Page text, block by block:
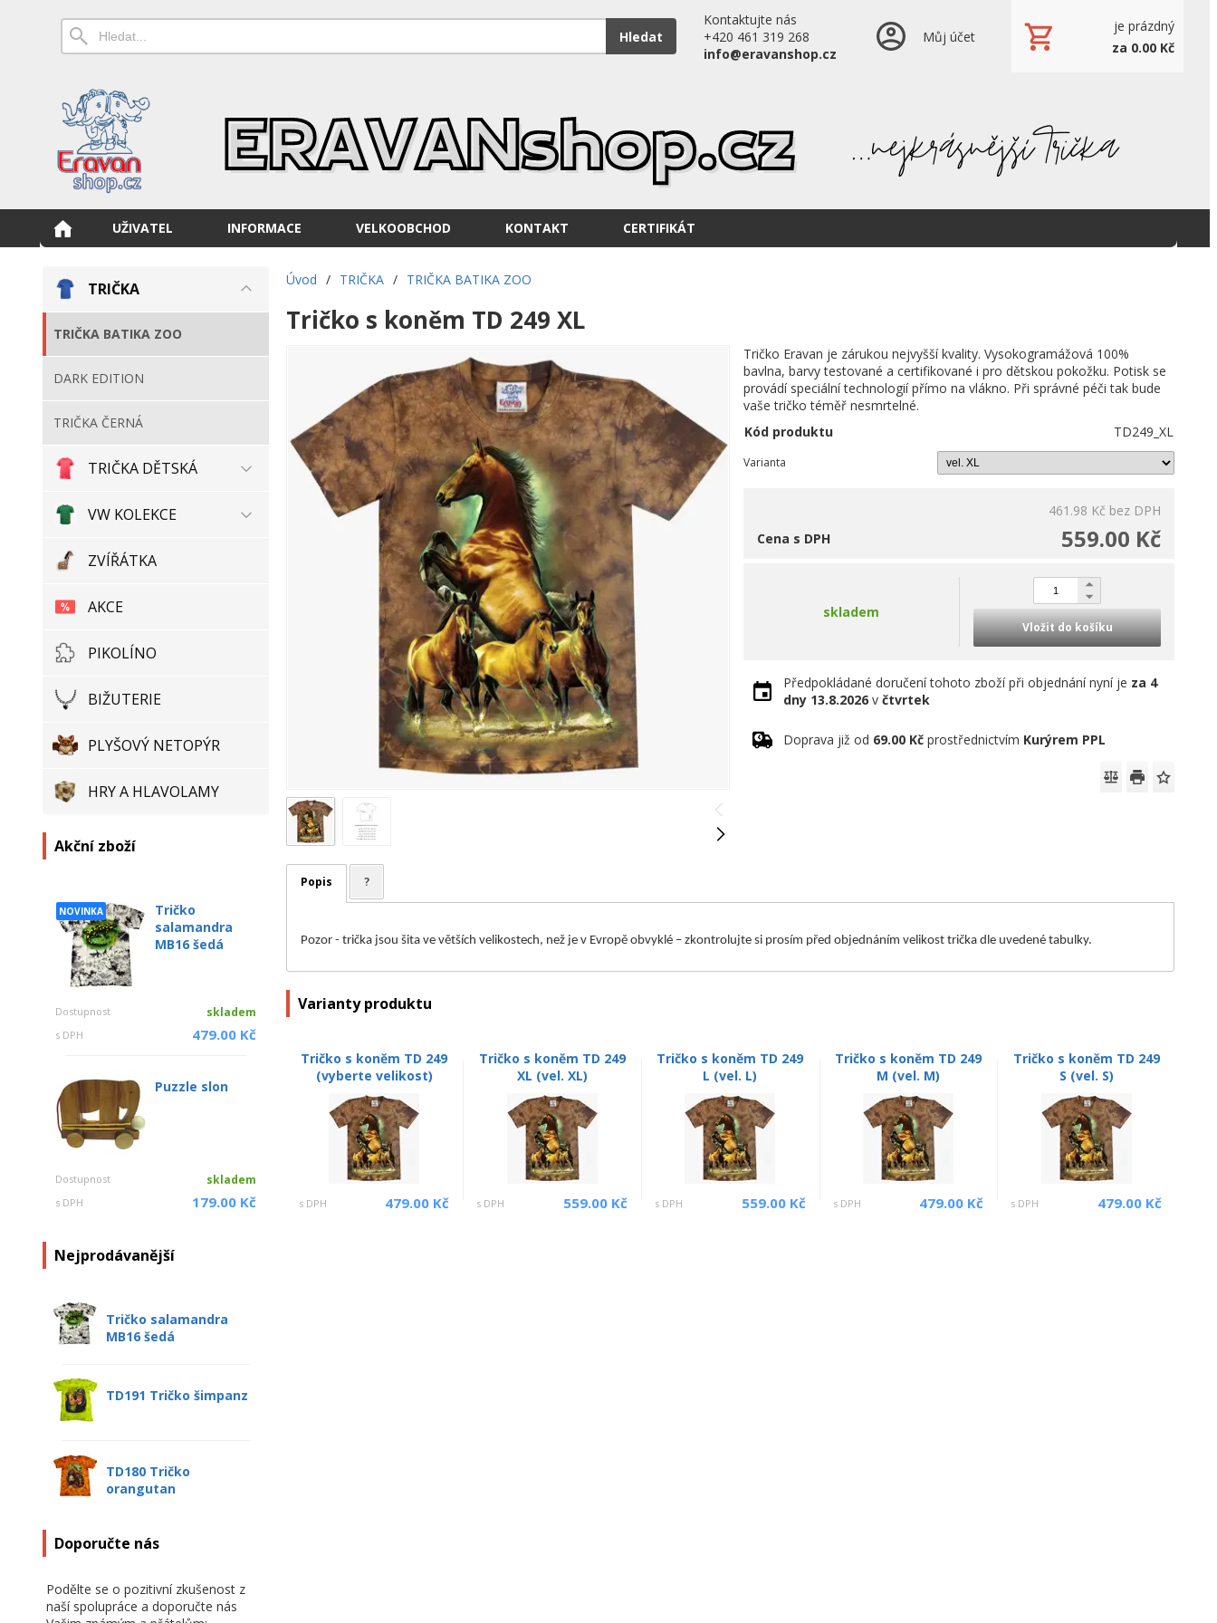
Hledat
Kontaktujte nás
+420 461 319 268
info@eravanshop.cz
Můj účet
je prázdný
za 0.00 Kč
UŽIVATEL INFORMACE VELKOOBCHOD KONTAKT CERTIFIKÁT
TRIČKA
TRIČKA BATIKA ZOO
DARK EDITION
TRIČKA ČERNÁ
TRIČKA DĚTSKÁ
VW KOLEKCE
ZVÍŘÁTKA
AKCE
PIKOLÍNO
BIŽUTERIE
PLYŠOVÝ NETOPÝR
HRY A HLAVOLAMY
Akční zboží
NOVINKA
Tričko
salamandra
MB16 šedá
Dostupnost skladem
s DPH 479.00 Kč
Puzzle slon
Dostupnost skladem
s DPH 179.00 Kč
Nejprodávanější
Tričko salamandra
MB16 šedá
TD191 Tričko šimpanz
TD180 Tričko
orangutan
Doporučte nás
Podělte se o pozitivní zkušenost z
naší spolupráce a doporučte nás
Úvod / TRIČKA / TRIČKA BATIKA ZOO
Tričko s koněm TD 249 XL
Tričko Eravan je zárukou nejvyšší kvality. Vysokogramážová 100%
bavlna, barvy testované a certifikované i pro dětskou pokožku. Potisk se
provádí speciální technologií přímo na vlákno. Při správné péči tak bude
vaše tričko téměř nesmrtelné.
Kód produktu
TD249_XL
Varianta
461.98 Kč bez DPH
559.00 Kč
Cena s DPH
skladem
Vložit do košíku
Předpokládané doručení tohoto zboží při objednání nyní je za 4
dny 13.8.2026 včtvrtek
Doprava již od 69.00 Kč prostřednictvím Kurýrem PPL
Popis ?
Pozor - trička jsou šita ve větších velikostech, než je v Evropě obvyklé – zkontrolujte si prosím před objednáním velikost trička dle uvedené tabulky.
Varianty produktu
Tričko s koněm TD 249
(vyberte velikost)
s DPH 479.00 Kč
Tričko s koněm TD 249
XL (vel. XL)
s DPH 559.00 Kč
Tričko s koněm TD 249
L (vel. L)
s DPH 559.00 Kč
Tričko s koněm TD 249
M (vel. M)
s DPH 479.00 Kč
Tričko s koněm TD 249
S (vel. S)
s DPH 479.00 Kč